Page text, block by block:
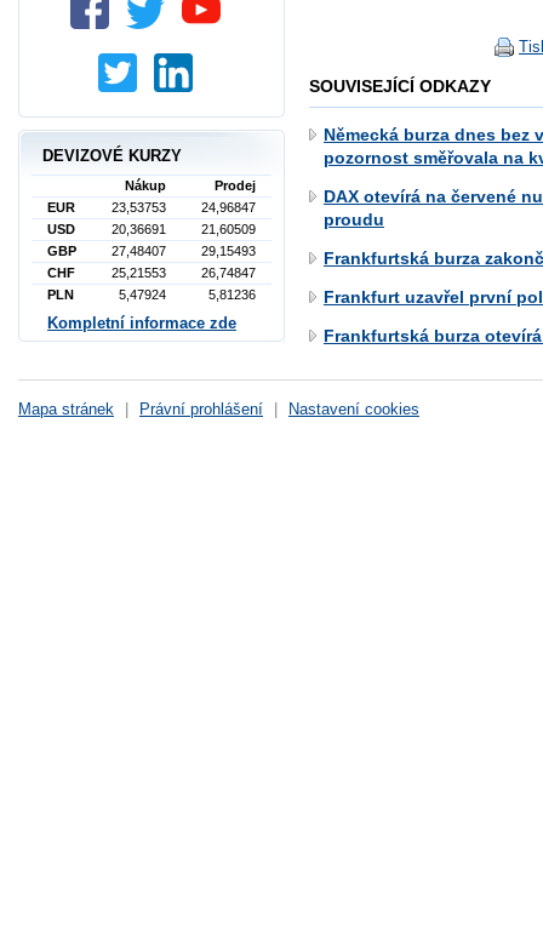
SOUVISEJÍCÍ ODKAZY
Německá burza dnes bez
pozornost směřovala na
DAX otevírá na červené
proudu
Frankfurtská burza
Frankfurt uzavřel první
Frankfurtská burza
DEVIZOVÉ KURZY
Nákup
Prodej
EUR
23,53753
24,96847
USD
20,36691
21,60509
GBP
27,48407
29,15493
CHF
25,21553
26,74847
PLN
5,47924 5,81236
Kompletní informace zde
Mapa stránek | Právní prohlášení | Nastavení cookies